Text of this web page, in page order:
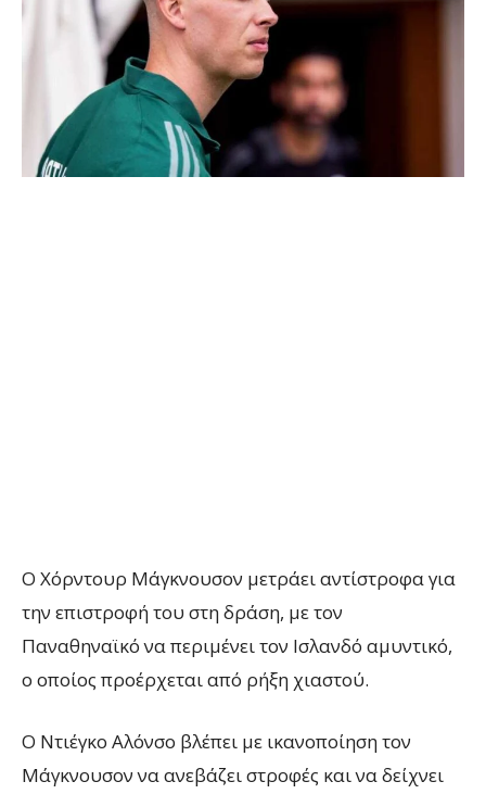
Ο Χόρντουρ Μάγκνουσον μετράει αντίστροφα για
την επιστροφή του στη δράση, με τον
Παναθηναϊκό να περιμένει τον Ισλανδό αμυντικό,
ο οποίος προέρχεται από ρήξη χιαστού.
Ο Ντιέγκο Αλόνσο βλέπει με ικανοποίηση τον
Μάγκνουσον να ανεβάζει στροφές και να δείχνει